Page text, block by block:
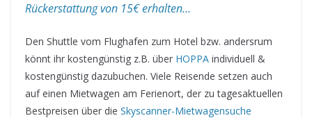
Rückerstattung von 15€ erhalten…
Den Shuttle vom Flughafen zum Hotel bzw. andersrum
könnt ihr kostengünstig z.B. über HOPPA individuell &
kostengünstig dazubuchen. Viele Reisende setzen auch
auf einen Mietwagen am Ferienort, der zu tagesaktuellen
Bestpreisen über die Skyscanner-Mietwagensuche